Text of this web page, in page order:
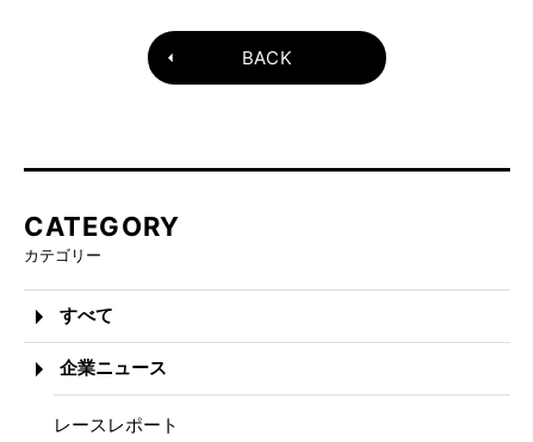
BACK
CATEGORY
カテゴリー
すべて
企業ニュース
レースレポート